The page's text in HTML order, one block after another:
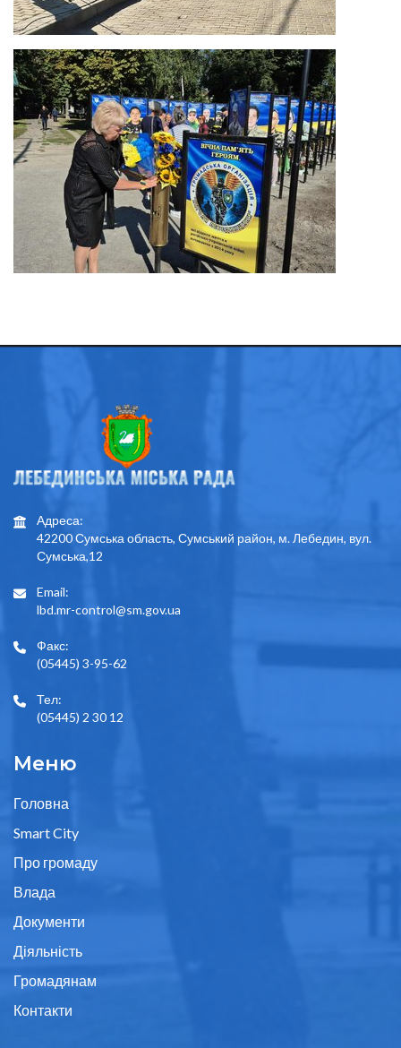
Адреса:
42200 Сумська область, Сумський район, м. Лебедин, вул.
Сумська,12
Email:
lbd.mr-control@sm.gov.ua
Факс:
(05445) 3-95-62
Тел:
(05445) 2 30 12
Меню
Головна
Smart City
Про громаду
Влада
Документи
Діяльність
Громадянам
Контакти